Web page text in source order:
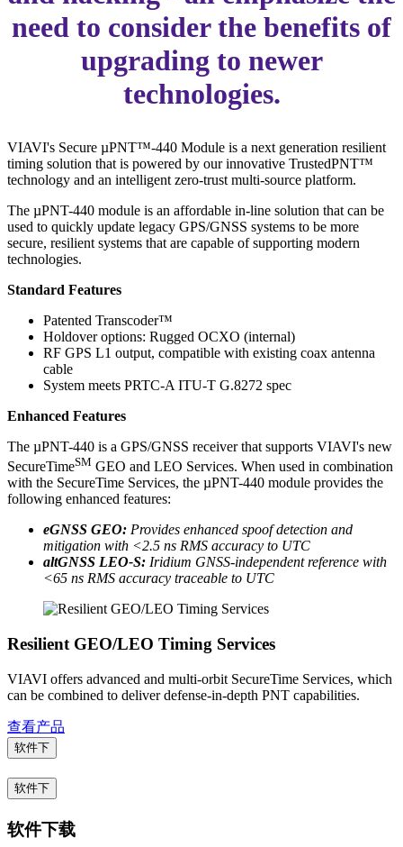
need to consider the benefits of
upgrading to newer
technologies.
VIAVI's Secure µPNT™-440 Module is a next generation resilient
timing solution that is powered by our innovative TrustedPNT™
technology and an intelligent zero-trust multi-source platform.
The µPNT-440 module is an affordable in-line solution that can be
used to quickly update legacy GPS/GNSS systems to be more
secure, resilient systems that are capable of supporting modern
technologies.
Standard Features
Patented Transcoder™
Holdover options: Rugged OCXO (internal)
RF GPS L1 output, compatible with existing coax antenna
cable
System meets PRTC-A ITU-T G.8272 spec
Enhanced Features
The µPNT-440 is a GPS/GNSS receiver that supports VIAVI's new
SecureTimeSM GEO and LEO Services. When used in combination
with the SecureTime Services, the µPNT-440 module provides the
following enhanced features:
eGNSS GEO: Provides enhanced spoof detection and
mitigation with <2.5 ns RMS accuracy to UTC
altGNSS LEO-S: Iridium GNSS-independent reference with
<65 ns RMS accuracy traceable to UTC
Resilient GEO/LEO Timing Services
VIAVI offers advanced and multi-orbit SecureTime Services, which
can be combined to deliver defense-in-depth PNT capabilities.
查看产品
软件下
软件下
软件下载